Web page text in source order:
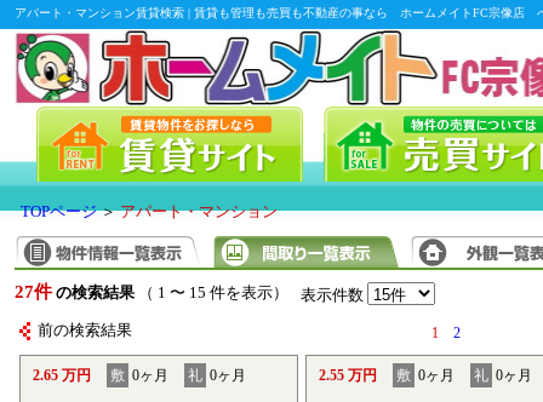
アパート・マンション賃貸検索 | 賃貸も管理も売買も不動産の事なら ホームメイトFC宗像店
TOPページ＞アパート・マンション
27件 の検索結果 （ 1 〜 15 件を表示） 表示件数
前の検索結果 1 2
2.65 万円 敷 0ヶ月 礼 0ヶ月 2.55 万円 敷 0ヶ月 礼 0ヶ月